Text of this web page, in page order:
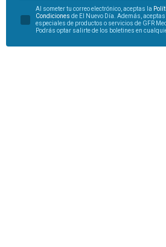
Al someter tu correo electrónico, aceptas la
Condiciones de El Nuevo Día. Además,
especiales de productos o servicios de GFR
Podrás optar salirte de los boletines en